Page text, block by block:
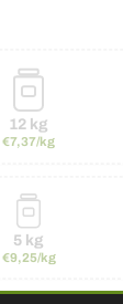
12 kg
€7,37/kg
5 kg
€9,25/kg